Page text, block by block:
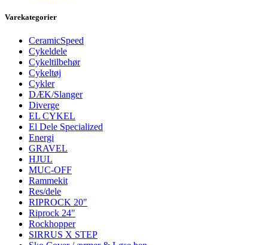
Varekategorier
CeramicSpeed
Cykeldele
Cykeltilbehør
Cykeltøj
Cykler
DÆK/Slanger
Diverge
EL CYKEL
El Dele Specialized
Energi
GRAVEL
HJUL
MUC-OFF
Rammekit
Res/dele
RIPROCK 20"
Riprock 24"
Rockhopper
SIRRUS X STEP